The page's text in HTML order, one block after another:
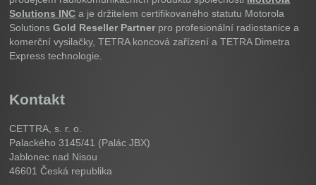
Solutions INC a je držitelem certifikovaného statutu Motorola
SolutionsGold Reseller Partner pro profesionální radiostanice a
komerční vysilačky, TETRA koncová zařízení a TETRA Dimetra
Express technologie.
Kontakt
CETTRA, s. r. o.
Palackého 3145/41 (Palác JBX)
Jablonec nad Nisou
46601Česká republika